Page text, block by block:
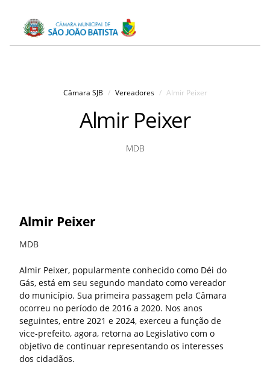
Câmara SJB Vereadores Almir Peixer
Almir Peixer
MDB
Almir Peixer
MDB
Almir Peixer, popularmente conhecido como Déi do
Gás, está em seu segundo mandato como vereador
do município. Sua primeira passagem pela Câmara
ocorreu no período de 2016 a 2020. Nos anos
seguintes, entre 2021 e 2024, exerceu a função de
vice-prefeito, agora, retorna ao Legislativo com o
objetivo de continuar representando os interesses
dos cidadãos.